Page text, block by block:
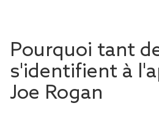
Pourquoi tant
s'identifient à
Joe Rogan